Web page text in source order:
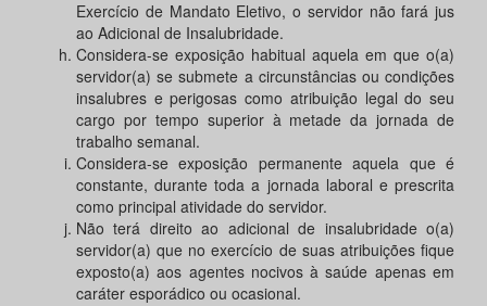
Exercício de Mandato Eletivo, o servidor não fará jus
ao Adicional de Insalubridade.
Considera-se exposição habitual aquela em que o(a)
servidor(a) se submete a circunstâncias ou condições
insalubres e perigosas como atribuição legal do seu
cargo por tempo superior à metade da jornada de
trabalho semanal.
Considera-se exposição permanente aquela que é
constante, durante toda a jornada laboral e prescrita
como principal atividade do servidor.
Não terá direito ao adicional de insalubridade o(a)
servidor(a) que no exercício de suas atribuições fique
exposto(a) aos agentes nocivos à saúde apenas em
caráter esporádico ou ocasional.